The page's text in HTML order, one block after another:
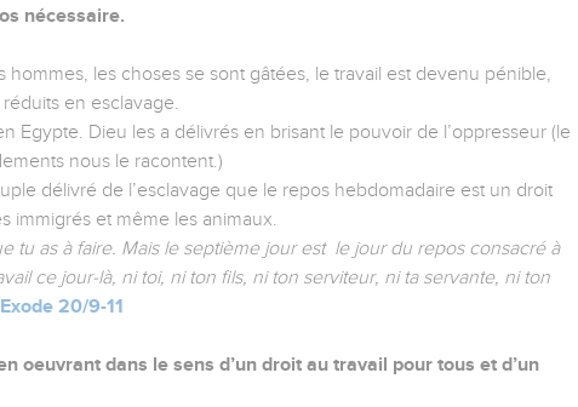
nécessaire.
les choses se sont gâtées, le travail est devenu pénible,
en esclavage.
Egypte. Dieu les a délivrés en brisant le pouvoir de l’oppresseur (le
nous le racontent.)
délivré de l’esclavage que le repos hebdomadaire est un droit
immigrés et même les animaux.
tu as à faire. Mais le septième jour est le jour du repos consacré à
ce jour-là, ni toi, ni ton fils, ni ton serviteur, ni ta servante, ni ton
Exode 20/9-11
oeuvrant dans le sens d’un droit au travail pour tous et d’un